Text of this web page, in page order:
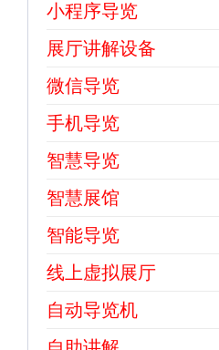
小程序导览
展厅讲解设备
微信导览
手机导览
智慧导览
智慧展馆
智能导览
线上虚拟展厅
自动导览机